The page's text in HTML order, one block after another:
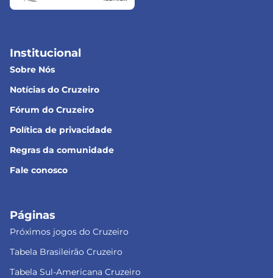
Institucional
Sobre Nós
Notícias do Cruzeiro
Fórum do Cruzeiro
Política de privacidade
Regras da comunidade
Fale conosco
Páginas
Próximos jogos do Cruzeiro
Tabela Brasileirão Cruzeiro
Tabela Sul-Americana Cruzeiro